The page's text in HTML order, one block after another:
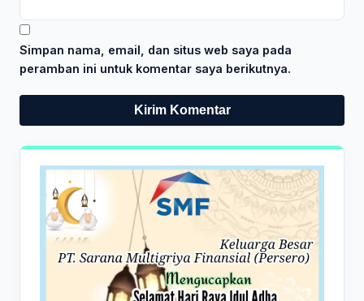
Simpan nama, email, dan situs web saya pada
peramban ini untuk komentar saya berikutnya.